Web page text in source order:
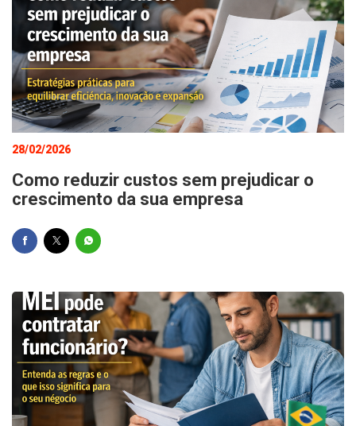
28/02/2026
Como reduzir custos sem prejudicar o
crescimento da sua empresa